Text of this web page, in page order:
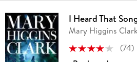
I Heard That
Mary Higgins
(74)